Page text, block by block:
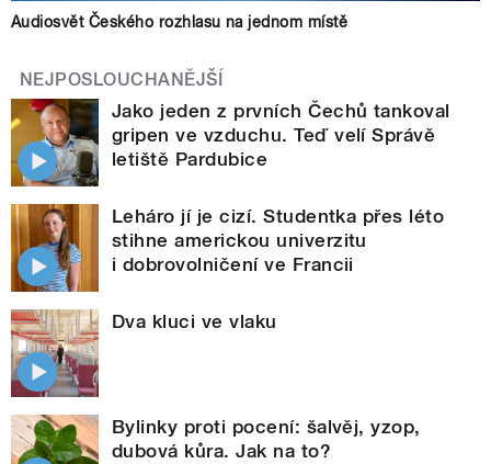
Audiosvět Českého rozhlasu na jednom místě
NEJPOSLOUCHANĚJŠÍ
Jako jeden z prvních Čechů tankoval
gripen ve vzduchu. Teď velí Správě
letiště Pardubice
Leháro jí je cizí. Studentka přes léto
stihne americkou univerzitu
i dobrovolničení ve Francii
Dva kluci ve vlaku
Bylinky proti pocení: šalvěj, yzop,
dubová kůra. Jak na to?